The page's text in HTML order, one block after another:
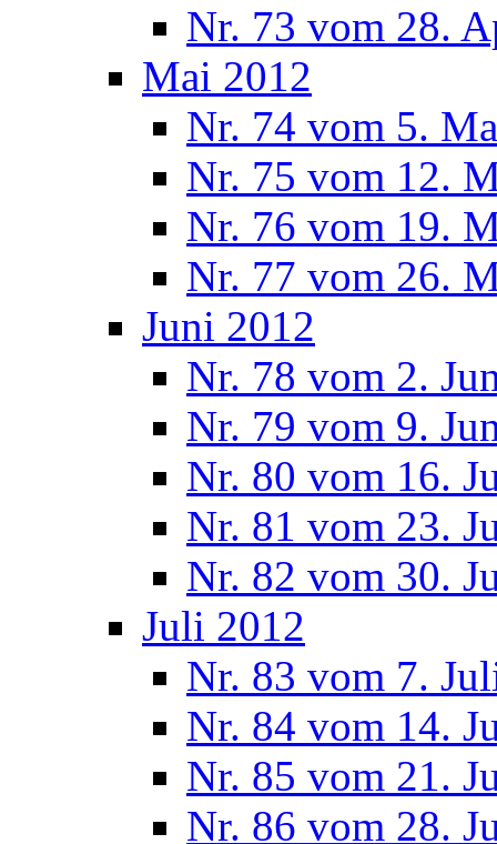
Nr. 73 vom 28.
Mai 2012
Nr. 74 vom 5.
Nr. 75 vom 12.
Nr. 76 vom 19.
Nr. 77 vom 26.
Juni 2012
Nr. 78 vom 2.
Nr. 79 vom 9.
Nr. 80 vom 16.
Nr. 81 vom 23.
Nr. 82 vom 30.
Juli 2012
Nr. 83 vom 7.
Nr. 84 vom 14.
Nr. 85 vom 21.
Nr. 86 vom 28.